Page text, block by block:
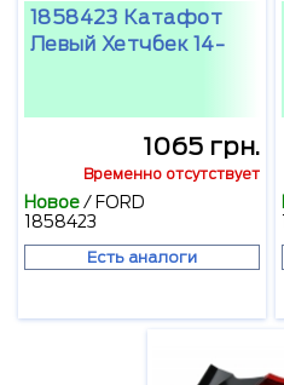
1858423 Катафот
Левый Хетчбек 14-
1065 грн.
Временно отсутствует
Новое/ FORD
1858423
Есть аналоги